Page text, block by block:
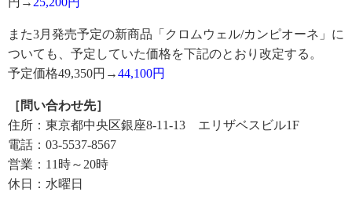
また3月発売予定の新商品「クロムウェル/カンピオーネ」に
ついても、予定していた価格を下記のとおり改定する。
予定価格49,350円→44,100円
［問い合わせ先］
住所：東京都中央区銀座8-11-13 エリザベスビル1F
電話：03-5537-8567
営業：11時～20時
休日：水曜日